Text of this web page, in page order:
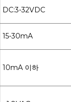
DC:3-32VDC
15-30mA
10mA 이하